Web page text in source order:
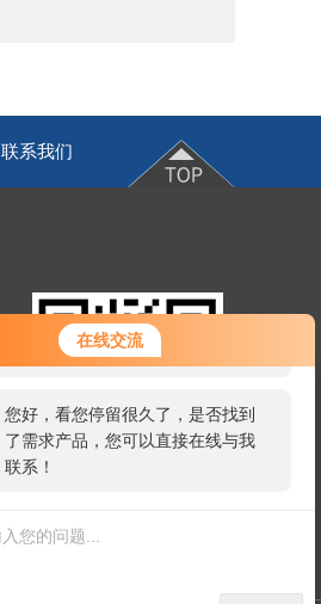
在线交流
您好！欢迎前来咨询，很高兴为您
服务，请问您要咨询什么问题呢？
您好，看您停留很久了，是否找到
了需求产品，您可以直接在线与我
联系！
联系我们